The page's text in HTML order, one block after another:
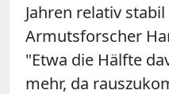
Jahren relativ
Armutsforscher
"Etwa die Hälfte
mehr, da